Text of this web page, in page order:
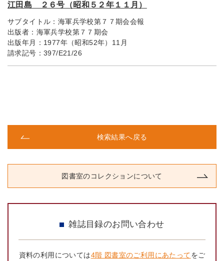
江田島 ２６号（昭和５２年１１月）
サブタイトル： 海軍兵学校第７７期会会報
出版者： 海軍兵学校第７７期会
出版年月： 1977年（昭和52年）11月
請求記号： 397/E21/26
検索結果へ戻る
図書室のコレクションについて
雑誌目録のお問い合わせ
資料の利用については4階 図書室のご利用にあたってをご